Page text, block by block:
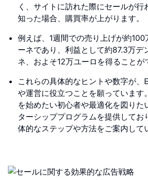
く、サイトに訪れた際にセールが行
知った場合、購買率が上がります。
例えば、1週間での売り上げが約100
ーネであり、利益として約87.3万デ
ネ、およそ12万ユーロを得ることが
これらの具体的なヒントや数字が、
や運営に役立つことを願っています
を始めたい初心者や最適化を図りた
ターシッププログラムを提供してお
体的なステップや方法をご案内して